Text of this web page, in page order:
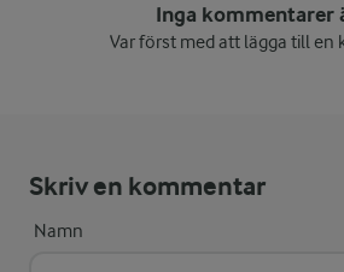
Inga kommentarer
Var först med att lägga till en
Skriv en kommentar
Namn